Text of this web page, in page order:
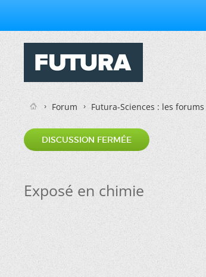
Forum Futura-Sciences : les
DISCUSSION FERMÉE
Exposé en chimie